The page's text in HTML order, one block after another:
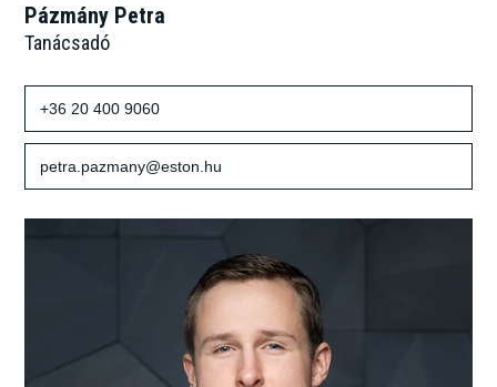
Pázmány Petra
Tanácsadó
+36 20 400 9060
petra.pazmany@eston.hu